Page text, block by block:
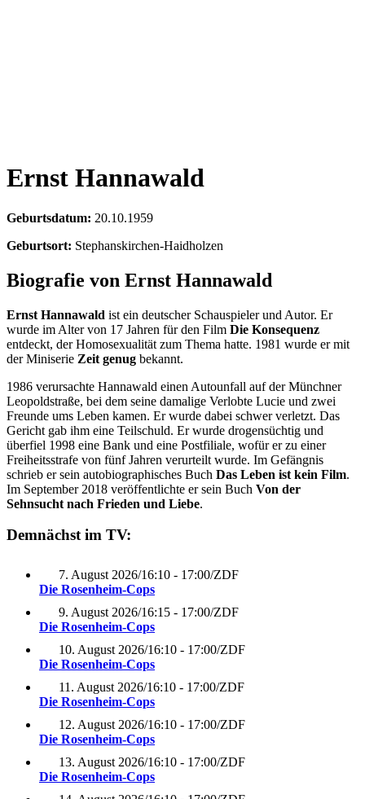
Ernst Hannawald
Geburtsdatum: 20.10.1959
Geburtsort: Stephanskirchen-Haidholzen
Biografie von Ernst Hannawald
Ernst Hannawald ist ein deutscher Schauspieler und Autor. Er
wurde im Alter von 17 Jahren für den Film Die Konsequenz
entdeckt, der Homosexualität zum Thema hatte. 1981 wurde er mit
der Miniserie Zeit genug bekannt.
1986 verursachte Hannawald einen Autounfall auf der Münchner
Leopoldstraße, bei dem seine damalige Verlobte Lucie und zwei
Freunde ums Leben kamen. Er wurde dabei schwer verletzt. Das
Gericht gab ihm eine Teilschuld. Er wurde drogensüchtig und
überfiel 1998 eine Bank und eine Postfiliale, wofür er zu einer
Freiheitsstrafe von fünf Jahren verurteilt wurde. Im Gefängnis
schrieb er sein autobiographisches Buch Das Leben ist kein Film.
Im September 2018 veröffentlichte er sein Buch Von der
Sehnsucht nach Frieden und Liebe.
Demnächst im TV:
7. August 2026/16:10 - 17:00/ZDF
Die Rosenheim-Cops
9. August 2026/16:15 - 17:00/ZDF
Die Rosenheim-Cops
10. August 2026/16:10 - 17:00/ZDF
Die Rosenheim-Cops
11. August 2026/16:10 - 17:00/ZDF
Die Rosenheim-Cops
12. August 2026/16:10 - 17:00/ZDF
Die Rosenheim-Cops
13. August 2026/16:10 - 17:00/ZDF
Die Rosenheim-Cops